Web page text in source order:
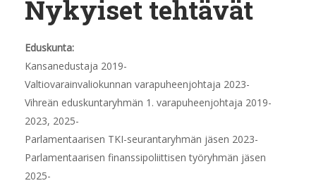
Nykyiset tehtävät
Eduskunta:
Kansanedustaja 2019-
Valtiovarainvaliokunnan varapuheenjohtaja 2023-
Vihreän eduskuntaryhmän 1. varapuheenjohtaja 2019-
2023, 2025-
Parlamentaarisen TKI-seurantaryhmän jäsen 2023-
Parlamentaarisen finanssipoliittisen työryhmän jäsen
2025-